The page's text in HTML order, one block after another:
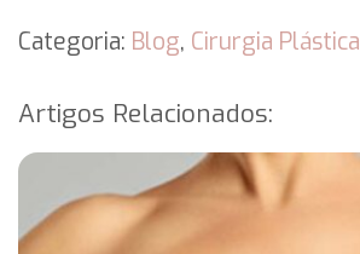
Categoria: Blog, Cirurgia Plástica
Artigos Relacionados: